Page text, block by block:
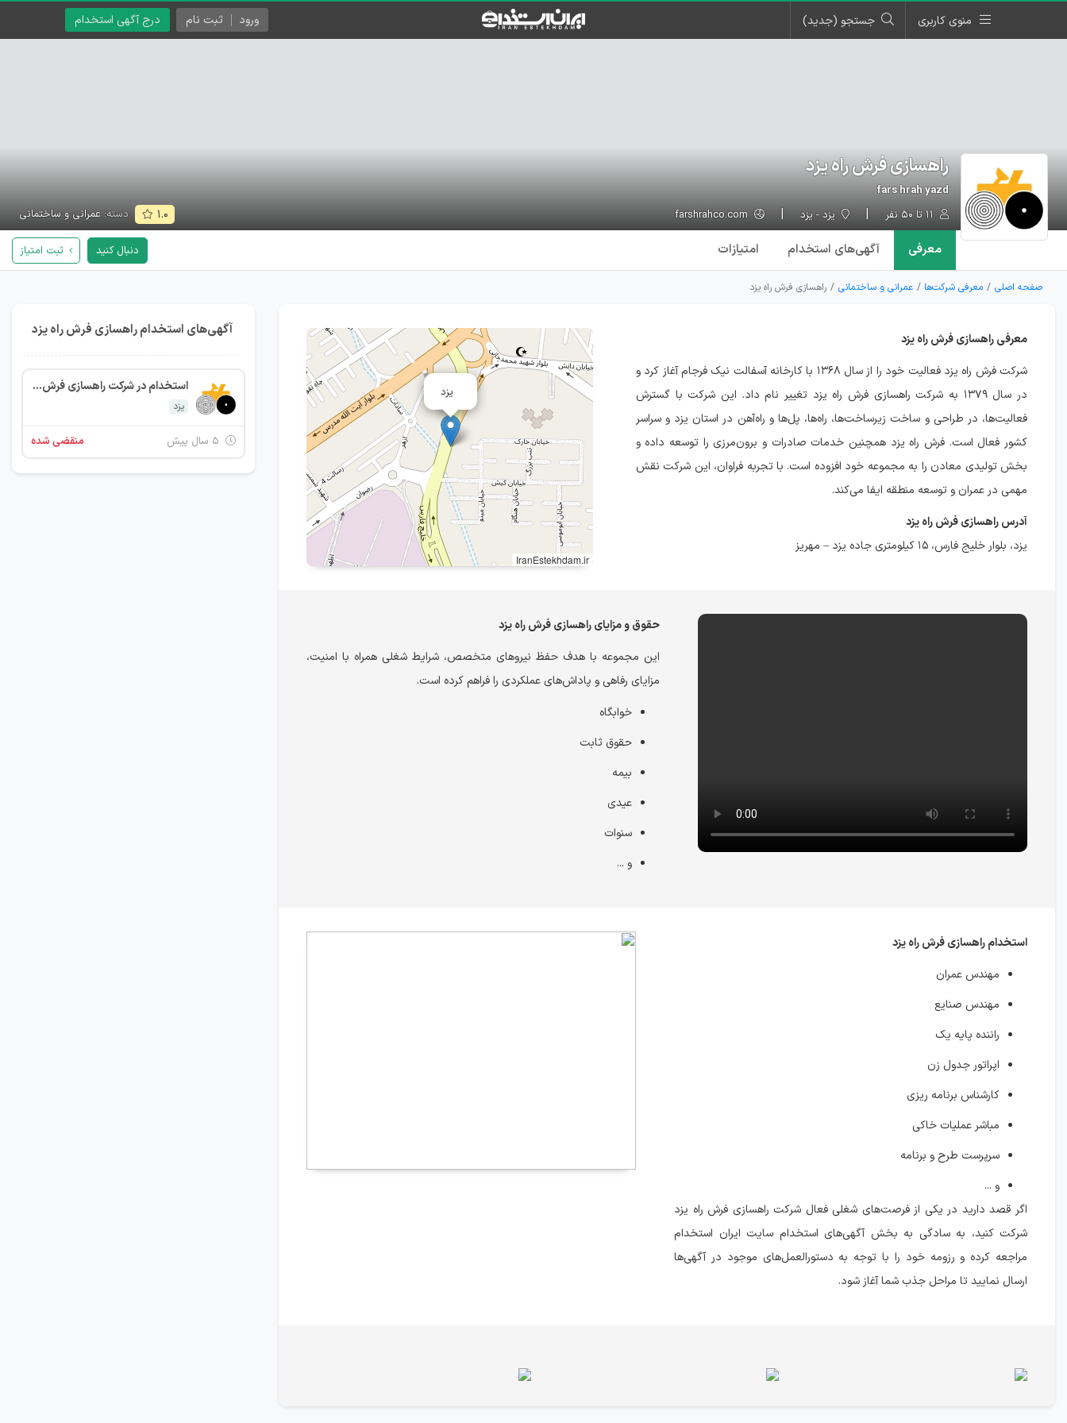
منوی کاربری جستجو (جدید) درج آگهی استخدام ورود ثبت نام
راهسازی فرش راه یزد
fars hrah yazd
یزد - یزد ۱.۰ دسته: عمرانی و ساختمانی
معرفی آگهی‌های استخدام امتیازات دنبال کنید ثبت امتیاز
صفحه اصلی معرفی شرکت‌ها عمرانی و ساختمانی راهسازی فرش راه یزد
معرفی راهسازی فرش راه یزد
شرکت فرش راه یزد فعالیت خود را از سال ۱۳۶۸ با کارخانه آسفالت نیک فرجام آغاز کرد و
در سال ۱۳۷۹ به شرکت راهسازی فرش راه یزد تغییر نام داد. این شرکت با گسترش
فعالیت‌ها، در طراحی و ساخت زیرساخت‌ها، راه‌ها، پل‌ها و راه‌آهن در استان یزد و سراسر
کشور فعال است. فرش راه یزد همچنین خدمات صادرات و برون‌مرزی را توسعه داده و
بخش تولیدی معادن را به مجموعه خود افزوده است. با تجربه فراوان، این شرکت نقش
مهمی در عمران و توسعه منطقه ایفا می‌کند.
آدرس راهسازی فرش راه یزد
یزد، بلوار خلیج فارس، ۱۵ کیلومتری جاده یزد – مهریز
یزد
IranEstekhdam.ir
حقوق و مزایای راهسازی فرش راه یزد
این مجموعه با هدف حفظ نیروهای متخصص، شرایط شغلی همراه با امنیت،
مزایای رفاهی و پاداش‌های عملکردی را فراهم کرده است.
خوابگاه
حقوق ثابت
بیمه
عیدی
سنوات
و ...
استخدام راهسازی فرش راه یزد
مهندس عمران
مهندس صنایع
راننده پایه یک
اپراتور جدول زن
کارشناس برنامه ریزی
مباشر عملیات خاکی
سرپرست طرح و برنامه
و ...
اگر قصد دارید در یکی از فرصت‌های شغلی فعال شرکت راهسازی فرش راه یزد
شرکت کنید، به سادگی به بخش آگهی‌های استخدام سایت ایران استخدام
مراجعه کرده و رزومه خود را با توجه به دستورالعمل‌های موجود در آگهی‌ها
ارسال نمایید تا مراحل جذب شما آغاز شود.
آگهی‌های استخدام راهسازی فرش راه یزد
استخدام در شرکت راهسازی فرش راه یزد
یزد
منقضی شده